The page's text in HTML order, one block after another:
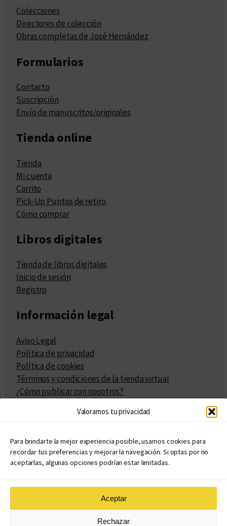
Valoramos tu privacidad
Para brindarte la mejor experiencia posible, usamos cookies para
recordar tus preferencias y mejorar la navegación. Si optas por no
aceptarlas, algunas opciones podrían estar limitadas.
Aceptar
Rechazar
Colecciones
Directores de colección
Obras completas de José Hernández
Formularios
Contacto
Suscripción
Envío de manuscritos/originales
Tienda online
Tienda
Mi cuenta
Carrito
Pick-Up Puntos de retiro
Cómo comprar
Libros digitales
Tienda de libros digitales
Inicio de sesión
Registro
Información legal
Aviso Legal
Política de privacidad
Política de cookies
Términos y condiciones de la tienda virtual
¿Cómo publicar con nosotros?
Políticas de publicación
Políticas de coedición
Atribuciones